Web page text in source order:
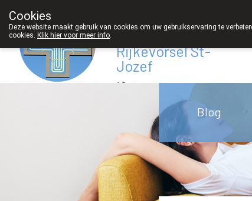
Apotheek
Derveaux
Rijkevorsel St-
Jozef
03/312 12 20
Blog
Cookies
Deze website maakt gebruik van cookies om uw gebruikservaring te
cookies. Klik hier voor meer info.